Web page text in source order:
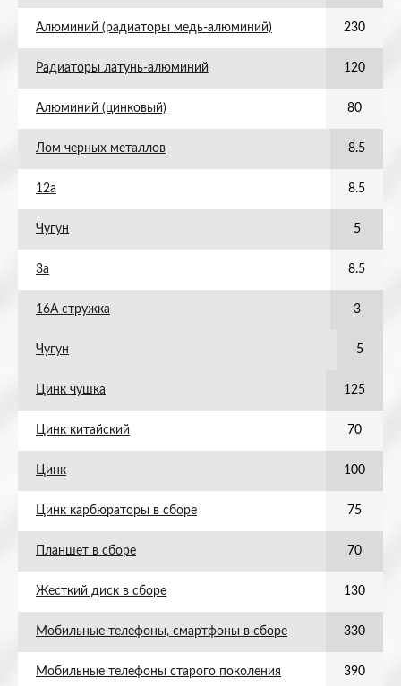
Алюминий (радиаторы медь-алюминий) 230
Радиаторы латунь-алюминий 120
Алюминий (цинковый) 80
Лом черных металлов 8.5
12а 8.5
Чугун 5
3а 8.5
16А стружка 3
Чугун 5
Цинк чушка 125
Цинк китайский 70
Цинк 100
Цинк карбюраторы в сборе 75
Планшет в сборе 70
Жесткий диск в сборе 130
Мобильные телефоны, смартфоны в сборе 330
Мобильные телефоны старого поколения 390